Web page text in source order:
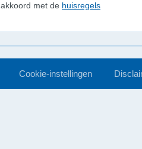
met de huisregels
Cookie-instellingen